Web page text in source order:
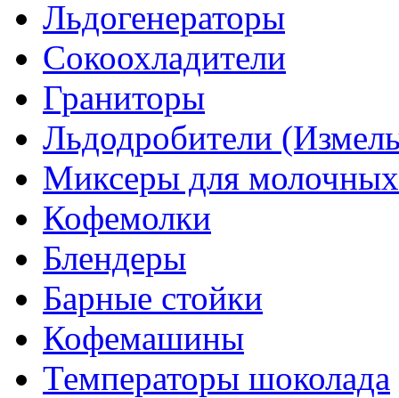
Льдогенераторы
Сокоохладители
Граниторы
Льдодробители
Миксеры для молочных
Кофемолки
Блендеры
Барные стойки
Кофемашины
Температоры шоколада